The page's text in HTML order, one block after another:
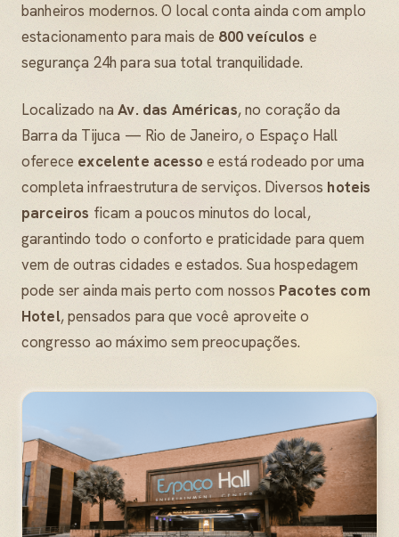
banheiros modernos. O local conta ainda com amplo
estacionamento para mais de 800 veículos e
segurança 24h para sua total tranquilidade.
Localizado naAv. das Américas, no coração da
Barra da Tijuca — Rio de Janeiro, o Espaço Hall
oferece excelente acesso e está rodeado por uma
completa infraestrutura de serviços. Diversos hoteis
parceiros ficam a poucos minutos do local,
garantindo todo o conforto e praticidade para quem
vem de outras cidades e estados. Sua hospedagem
pode ser ainda mais perto com nossos Pacotes com
Hotel, pensados para que você aproveite o
congresso ao máximo sem preocupações.